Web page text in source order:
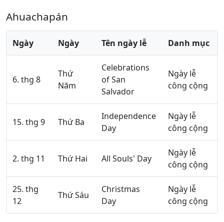
Ahuachapán
Ngày Ngày Tên ngày lễ Danh mục
6. thg 8
Thứ
Năm
Celebrations
of San
Salvador
Ngày lễ
công cộng
15. thg 9 Thứ Ba
Independence
Day
Ngày lễ
công cộng
2. thg 11 Thứ Hai All Souls' Day
Ngày lễ
công cộng
25. thg
12
Thứ Sáu
Christmas
Day
Ngày lễ
công cộng